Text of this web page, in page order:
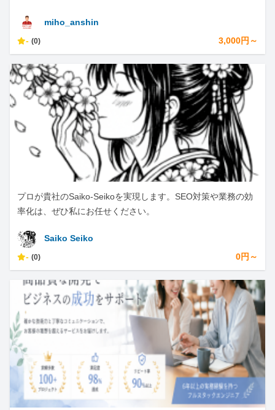
miho_anshin
- (0) 3,000円～
プロが貴社のSaiko-Seikoを実現します。SEO対策や業務の効
率化は、ぜひ私にお任せください。
Saiko Seiko
- (0) 0円～